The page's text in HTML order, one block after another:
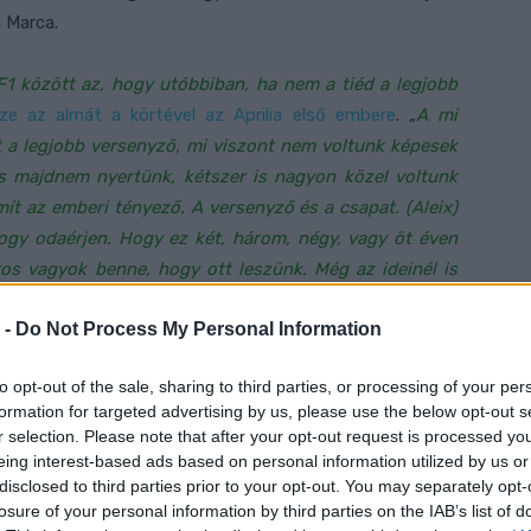
- Do Not Process My Personal Information
opt-out of the sale, sharing to third parties, or processing of your
for targeted advertising by us, please use the below opt-out
selection. Please note that after your opt-out request is processed
interest-based ads based on personal information utilized by us
to third parties prior to your opt-out. You may separately
of your personal information by third parties on the IAB’s list of
között az, hogy utóbbiban, ha nem a tiéd a legjobb
az almát a körtével az Aprilia első embere. „A mi
legjobb versenyző, mi viszont nem voltunk képesek
nyertünk, kétszer is nagyon közel voltunk
az emberi tényező. A versenyző és a csapat. (Aleix)
odaérjen. Hogy ez két, három, négy, vagy öt éven
vagyok benne, hogy ott leszünk. Még az ideinél is
vezetne, valószínűleg a vb-címért harcolna. Jó
az Aprilia dolga egyszerűbb a vb-címet illetően.
és a jelenlegi munkaadót nézzük, már érdekesebb a
a mérleg. Teljes meggyőződéssel tudok bennük
hogy csökkentsük a lemaradásunkat, és ez sikerült.
minden várakozásunkat felülmúlva a vb-címért
A Ferrarinak viszont idén nyernie kell, különben